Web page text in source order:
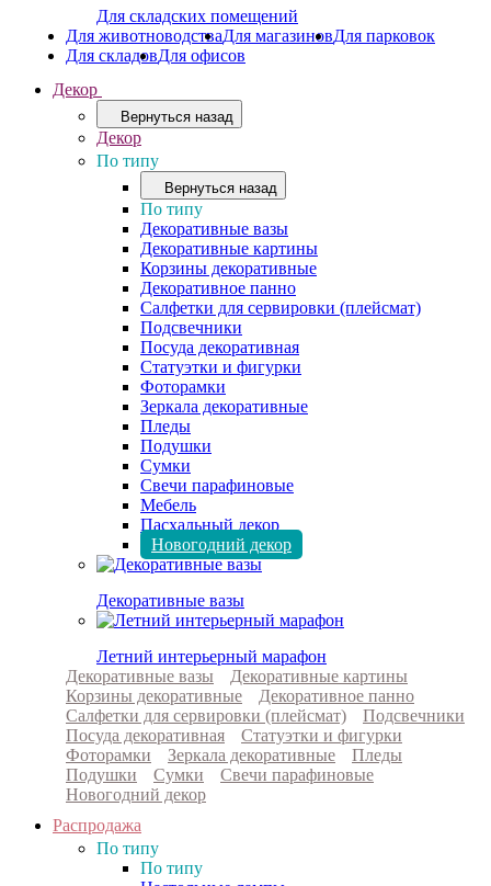
Для складских помещений
Для животноводстваДля магазиновДля парковок
Для складовДля офисов
Декор
Вернуться назад
Декор
По типу
Вернуться назад
По типу
Декоративные вазы
Декоративные картины
Корзины декоративные
Декоративное панно
Салфетки для сервировки (плейсмат)
Подсвечники
Посуда декоративная
Статуэтки и фигурки
Фоторамки
Зеркала декоративные
Пледы
Подушки
Сумки
Свечи парафиновые
Мебель
Пасхальный декор
Новогодний декор
Декоративные вазы
Летний интерьерный марафон
Декоративные вазы
Декоративные картины
Корзины декоративные
Декоративное панно
Салфетки для сервировки (плейсмат)
Подсвечники
Посуда декоративная
Статуэтки и фигурки
Фоторамки
Зеркала декоративные
Пледы
Подушки
Сумки
Свечи парафиновые
Новогодний декор
Распродажа
По типу
По типу